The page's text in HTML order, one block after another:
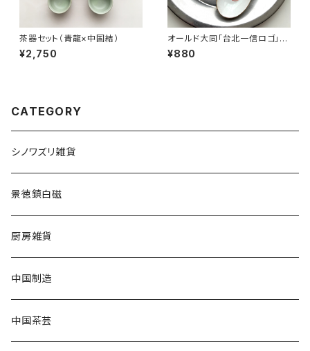
茶器セット（青龍×中国結）
¥2,750
オールド大同「台北一信ロゴ」レ
ンゲ
¥880
CATEGORY
シノワズリ雑貨
景徳鎮白磁
厨房雑貨
中国制造
中国茶芸